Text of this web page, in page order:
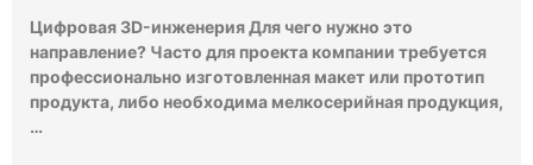
Цифровая 3D-инженерия Для чего нужно это
направление? Часто для проекта компании требуется
профессионально изготовленная макет или прототип
продукта, либо необходима мелкосерийная продукция,
…